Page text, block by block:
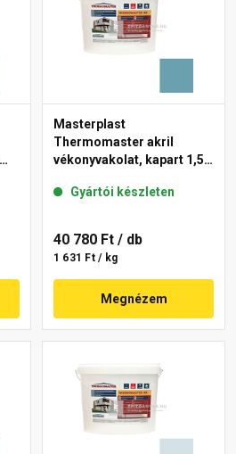
Masterplast
Thermomaster akril
vékonyvakolat, kapart 1,5
Gyártói készleten
40 780 Ft / db
1 631 Ft / kg
Megnézem